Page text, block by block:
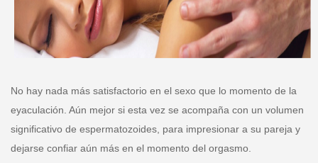
No hay nada más satisfactorio en el sexo que lo momento de la
eyaculación. Aún mejor si esta vez se acompaña con un volumen
significativo de espermatozoides, para impresionar a su pareja y
dejarse confiar aún más en el momento del orgasmo.